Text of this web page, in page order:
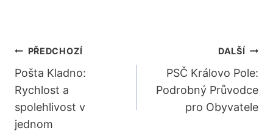
Navigace
Pro
Příspěvek
PŘEDCHOZÍ
Pošta Kladno:
Rychlost a
spolehlivost v
jednom
DALŠÍ
PSČ Královo Pole:
Podrobný Průvodce
pro Obyvatele